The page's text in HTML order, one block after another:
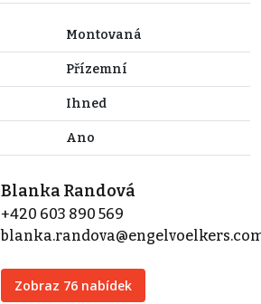
Montovaná
Přízemní
Ihned
Ano
Blanka Randová
+420 603 890 569
Zobraz 76 nabídek